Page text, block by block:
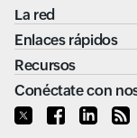
La red
Enlaces rápidos
Recursos
Conéctate con